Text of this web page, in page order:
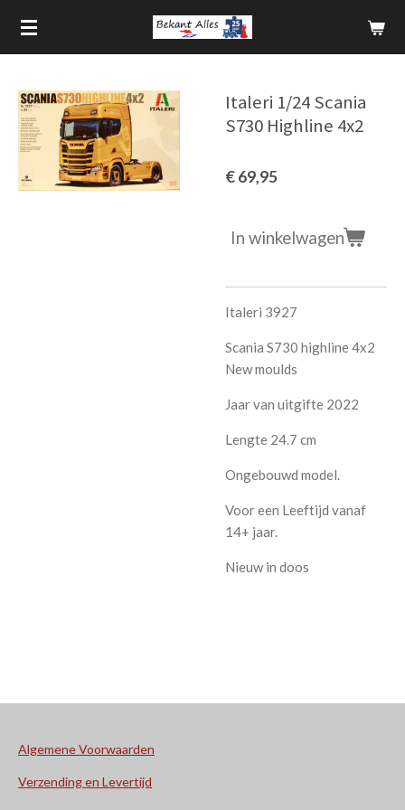
Ga
direct
hoofdinhoud
Italeri 1/24 Scania
S730 Highline 4x2
€ 69,95
In winkelwagen
Italeri 3927
Scania S730 highline 4x2
New moulds
Jaar van uitgifte 2022
Lengte 24.7 cm
Ongebouwd model.
Voor een Leeftijd vanaf
14+ jaar.
Nieuw in doos
Algemene Voorwaarden
Verzending en Levertijd